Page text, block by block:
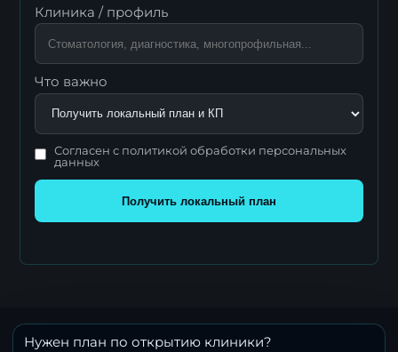
Клиника / профиль
Что важно
Согласен с политикой обработки персональных
данных
Получить локальный план
Нужен план по открытию клиники?